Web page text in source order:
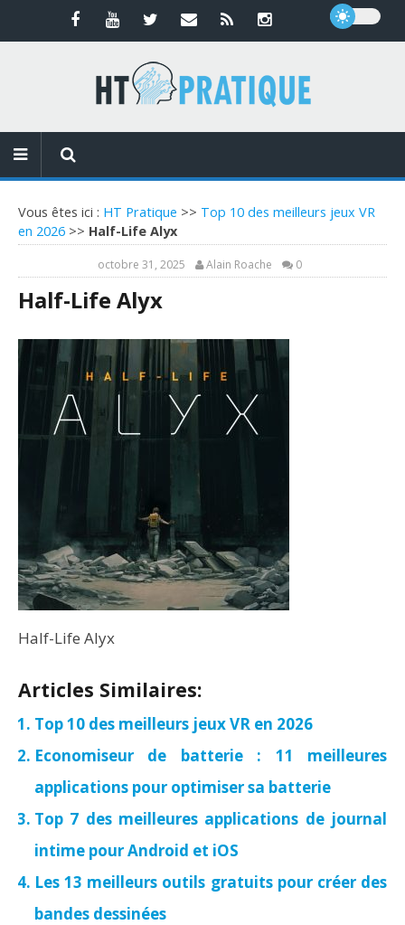
Vous êtes ici : HT Pratique >> Top 10 des meilleurs jeux VR
en 2026 >> Half-Life Alyx
octobre 31, 2025 Alain Roache 0
Half-Life Alyx
Half-Life Alyx
Articles Similaires:
Top 10 des meilleurs jeux VR en 2026
Economiseur de batterie : 11 meilleures
applications pour optimiser sa batterie
Top 7 des meilleures applications de journal
intime pour Android et iOS
Les 13 meilleurs outils gratuits pour créer des
bandes dessinées